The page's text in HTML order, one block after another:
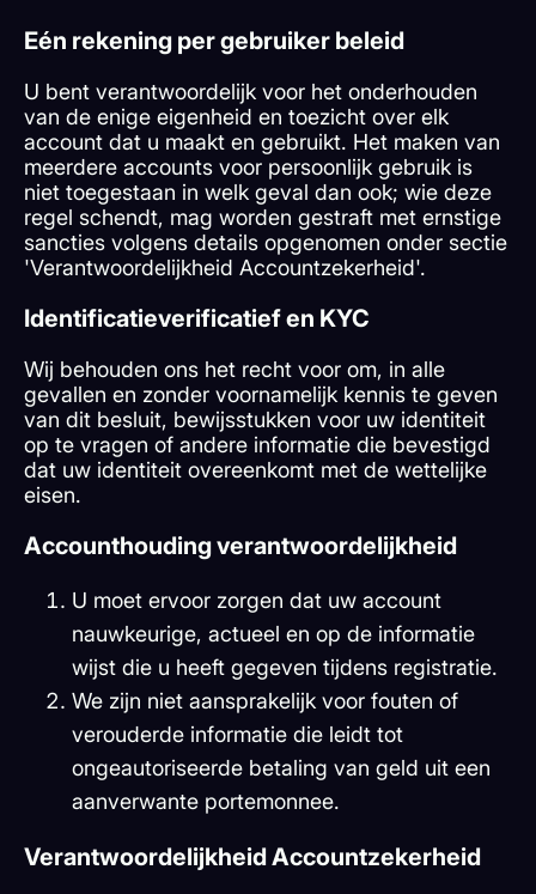
Eén rekening per gebruiker beleid
U bent verantwoordelijk voor het onderhouden
van de enige eigenheid en toezicht over elk
account dat u maakt en gebruikt. Het maken van
meerdere accounts voor persoonlijk gebruik is
niet toegestaan in welk geval dan ook; wie deze
regel schendt, mag worden gestraft met ernstige
sancties volgens details opgenomen onder sectie
'Verantwoordelijkheid Accountzekerheid'.
Identificatieverificatief en KYC
Wij behouden ons het recht voor om, in alle
gevallen en zonder voornamelijk kennis te geven
van dit besluit, bewijsstukken voor uw identiteit
op te vragen of andere informatie die bevestigd
dat uw identiteit overeenkomt met de wettelijke
eisen.
Accounthouding verantwoordelijkheid
U moet ervoor zorgen dat uw account
nauwkeurige, actueel en op de informatie
wijst die u heeft gegeven tijdens registratie.
We zijn niet aansprakelijk voor fouten of
verouderde informatie die leidt tot
ongeautoriseerde betaling van geld uit een
aanverwante portemonnee.
Verantwoordelijkheid Accountzekerheid